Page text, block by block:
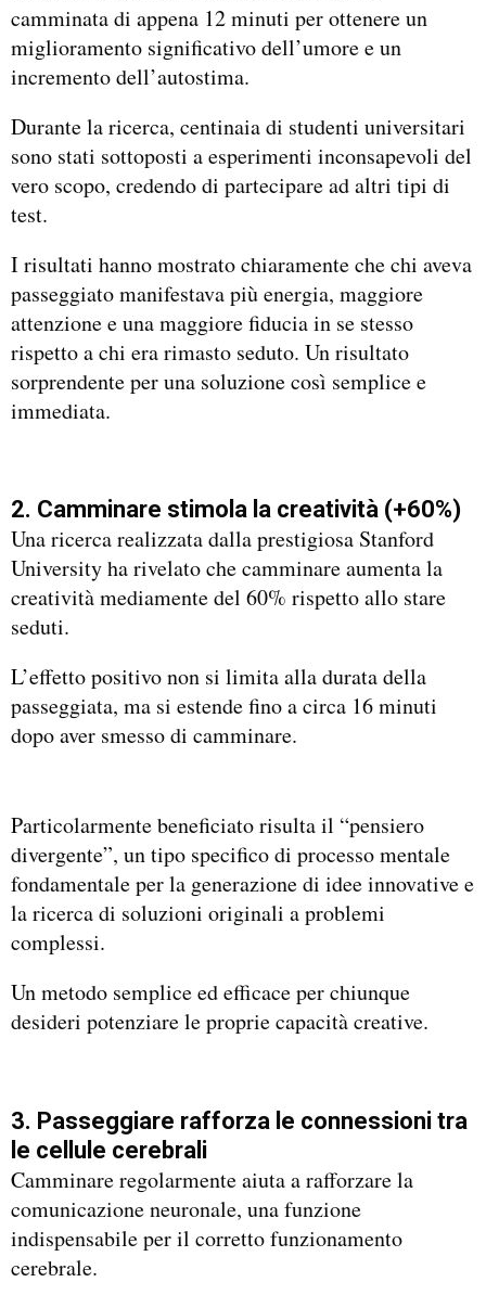
camminata di appena 12 minuti per ottenere un
miglioramento significativo dell’umore e un
incremento dell’autostima.
Durante la ricerca, centinaia di studenti universitari
sono stati sottoposti a esperimenti inconsapevoli del
vero scopo, credendo di partecipare ad altri tipi di
test.
I risultati hanno mostrato chiaramente che chi aveva
passeggiato manifestava più energia, maggiore
attenzione e una maggiore fiducia in se stesso
rispetto a chi era rimasto seduto. Un risultato
sorprendente per una soluzione così semplice e
immediata.
2. Camminare stimola la creatività (+60%)
Una ricerca realizzata dalla prestigiosa Stanford
University ha rivelato che camminare aumenta la
creatività mediamente del 60% rispetto allo stare
seduti.
L’effetto positivo non si limita alla durata della
passeggiata, ma si estende fino a circa 16 minuti
dopo aver smesso di camminare.
Particolarmente beneficiato risulta il “pensiero
divergente”, un tipo specifico di processo mentale
fondamentale per la generazione di idee innovative e
la ricerca di soluzioni originali a problemi
complessi.
Un metodo semplice ed efficace per chiunque
desideri potenziare le proprie capacità creative.
3. Passeggiare rafforza le connessioni tra
le cellule cerebrali
Camminare regolarmente aiuta a rafforzare la
comunicazione neuronale, una funzione
indispensabile per il corretto funzionamento
cerebrale.